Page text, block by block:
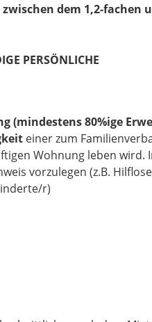
dem 1,2-fachen
PERSÖNLICHE
(mindestens 80%ige
einer zum
Wohnung leben wird.
vorzulegen (z.B.
r)